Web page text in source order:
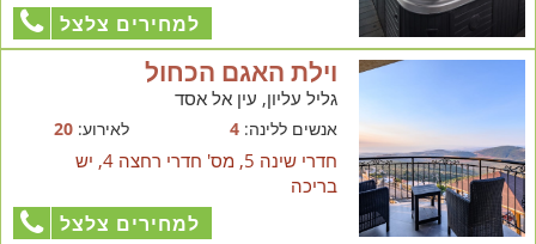
למחירים צלצל
וילת האגם הכחול
גליל עליון, עין אל אסד
אנשים ללינה:4 לאירוע:20
חדרי שינה 5, מס' חדרי רחצה 4, יש
בריכה
למחירים צלצל